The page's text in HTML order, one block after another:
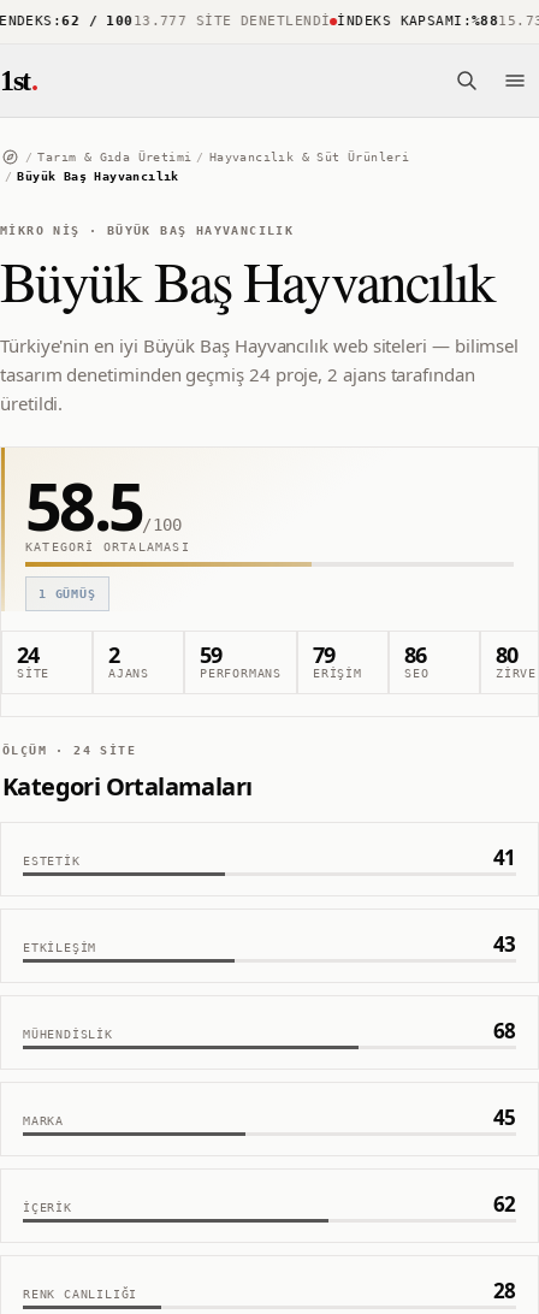
:62 / 10013.777 SITE DENETLENDI İNDEKS KAPSAMI:%8815.738
1st.
/ Tarım & Gıda Üretimi / Hayvancılık & Süt Ürünleri
/ Büyük Baş Hayvancılık
MIKRO NIŞ · BÜYÜK BAŞ HAYVANCILIK
Büyük Baş Hayvancılık
Türkiye'nin en iyi Büyük Baş Hayvancılık web siteleri — bilimsel
tasarım denetiminden geçmiş 24 proje, 2 ajans tarafından
üretildi.
58.5/100
KATEGORI ORTALAMASI
1 GÜMÜŞ
24
SITE
2
AJANS
59
PERFORMANS
79
ERIŞIM
86
SEO
80
ZIRVE
ÖLÇÜM ·24 SITE
Kategori Ortalamaları
ESTETIK 41
ETKILEŞIM 43
MÜHENDISLIK 68
MARKA 45
İÇERIK 62
RENK CANLILIĞI 28